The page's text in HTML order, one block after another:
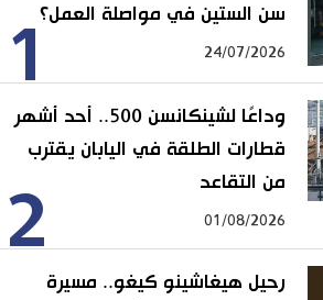
1سن الستين في مواصلة العمل؟
24/07/2026
2
وداعًا لشينكانسن 500.. أحد أشهر
قطارات الطلقة في اليابان يقترب
من التقاعد
01/08/2026
رحيل هيغاشينو كيغو.. مسيرة